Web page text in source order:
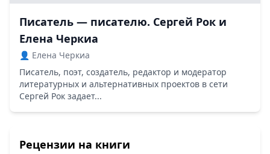
Писатель — писателю. Сергей Рок и
Елена Черкиа
👤 Елена Черкиа
Писатель, поэт, создатель, редактор и модератор
литературных и альтернативных проектов в сети
Сергей Рок задает...
Рецензии на книги